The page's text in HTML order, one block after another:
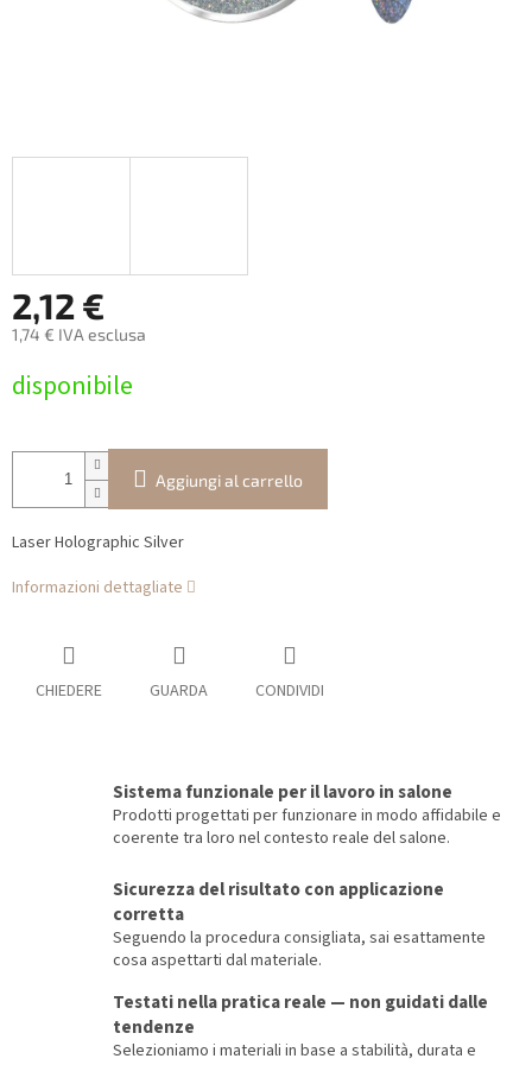
2,12 €
1,74 € IVA esclusa
della
disponibile
Aggiungi al carrello
Laser Holographic Silver
Informazioni dettagliate
CHIEDERE GUARDA CONDIVIDI
Sistema funzionale per il lavoro in salone
Prodotti progettati per funzionare in modo affidabile e
coerente tra loro nel contesto reale del salone.
Sicurezza del risultato con applicazione
corretta
Seguendo la procedura consigliata, sai esattamente
cosa aspettarti dal materiale.
Testati nella pratica reale — non guidati dalle
tendenze
Selezioniamo i materiali in base a stabilità, durata e